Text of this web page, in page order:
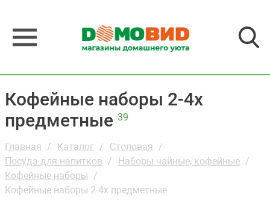
Кофейные наборы 2-4х
предметные 39
Главная Каталог
Столовая
Посуда для напитков
Наборы чайные, кофейные
Кофейные наборы
Кофейные наборы 2-4х предметные